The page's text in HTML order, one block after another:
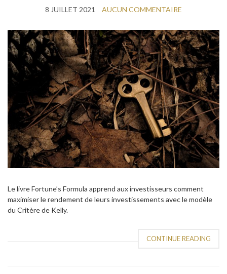
8 JUILLET 2021 AUCUN COMMENTAIRE
Le livre Fortune’s Formula apprend aux investisseurs comment
maximiser le rendement de leurs investissements avec le modèle
du Critère de Kelly.
CONTINUE READING